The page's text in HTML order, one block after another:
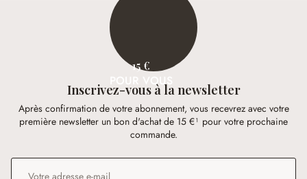
15 €
POUR VOUS
Inscrivez-vous à la newsletter
Après confirmation de votre abonnement, vous recevrez avec votre
première newsletter un bon d'achat de 15 €¹ pour votre prochaine
commande.
Adresse e-mail